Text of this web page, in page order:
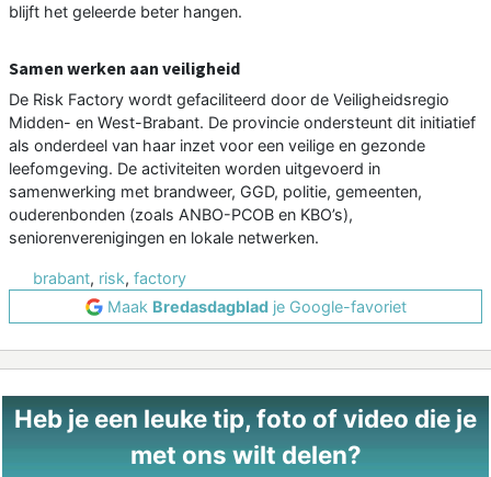
blijft het geleerde beter hangen.
Samen werken aan veiligheid
De Risk Factory wordt gefaciliteerd door de Veiligheidsregio
Midden- en West-Brabant. De provincie ondersteunt dit initiatief
als onderdeel van haar inzet voor een veilige en gezonde
leefomgeving. De activiteiten worden uitgevoerd in
samenwerking met brandweer, GGD, politie, gemeenten,
ouderenbonden (zoals ANBO-PCOB en KBO’s),
seniorenverenigingen en lokale netwerken.
brabant, risk, factory
Maak Bredasdagbladje Google-favoriet
Heb je een leuke tip, foto of video die je
met ons wilt delen?